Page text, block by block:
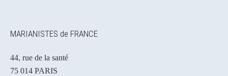
MARIANISTES de FRANCE
44, rue de la santé
75 014 PARIS